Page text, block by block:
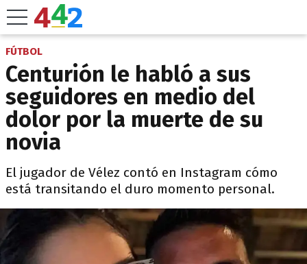
FÚTBOL
Centurión le habló a sus
seguidores en medio del
dolor por la muerte de su
novia
El jugador de Vélez contó en Instagram cómo
está transitando el duro momento personal.